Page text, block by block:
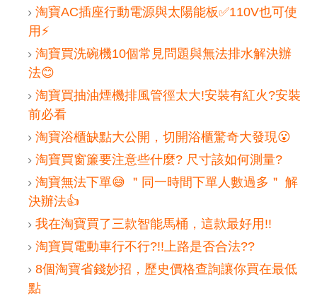
淘寶AC插座行動電源與太陽能板✅110V也可使
用⚡️
淘寶買洗碗機10個常見問題與無法排水解決辦
法😊
淘寶買抽油煙機排風管徑太大!安裝有紅火?安裝
前必看
淘寶浴櫃缺點大公開，切開浴櫃驚奇大發現😮
淘寶買窗簾要注意些什麼? 尺寸該如何測量?
淘寶無法下單😅 ＂同一時間下單人數過多＂ 解
決辦法👍
我在淘寶買了三款智能馬桶，這款最好用!!
淘寶買電動車行不行?!!上路是否合法??
8個淘寶省錢妙招，歷史價格查詢讓你買在最低
點